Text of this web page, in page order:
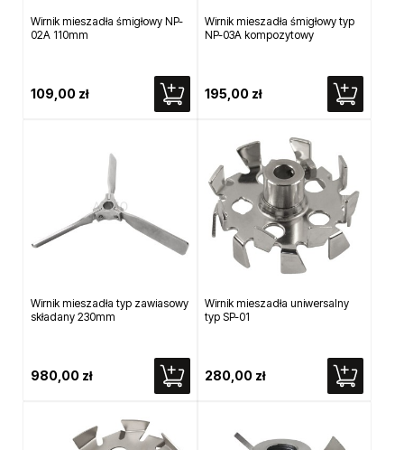
Wirnik mieszadła śmigłowy NP-
02A 110mm
109,00 zł
Wirnik mieszadła śmigłowy typ
NP-03A kompozytowy
195,00 zł
Wirnik mieszadła typ zawiasowy
składany 230mm
980,00 zł
Wirnik mieszadła uniwersalny
typ SP-01
280,00 zł